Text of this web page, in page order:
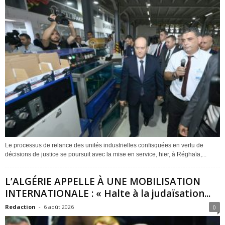
Le processus de relance des unités industrielles confisquées en vertu de
décisions de justice se poursuit avec la mise en service, hier, à Réghaïa,...
L’ALGÉRIE APPELLE À UNE MOBILISATION
INTERNATIONALE : « Halte à la judaïsation...
Redaction - 6 août 2026 0